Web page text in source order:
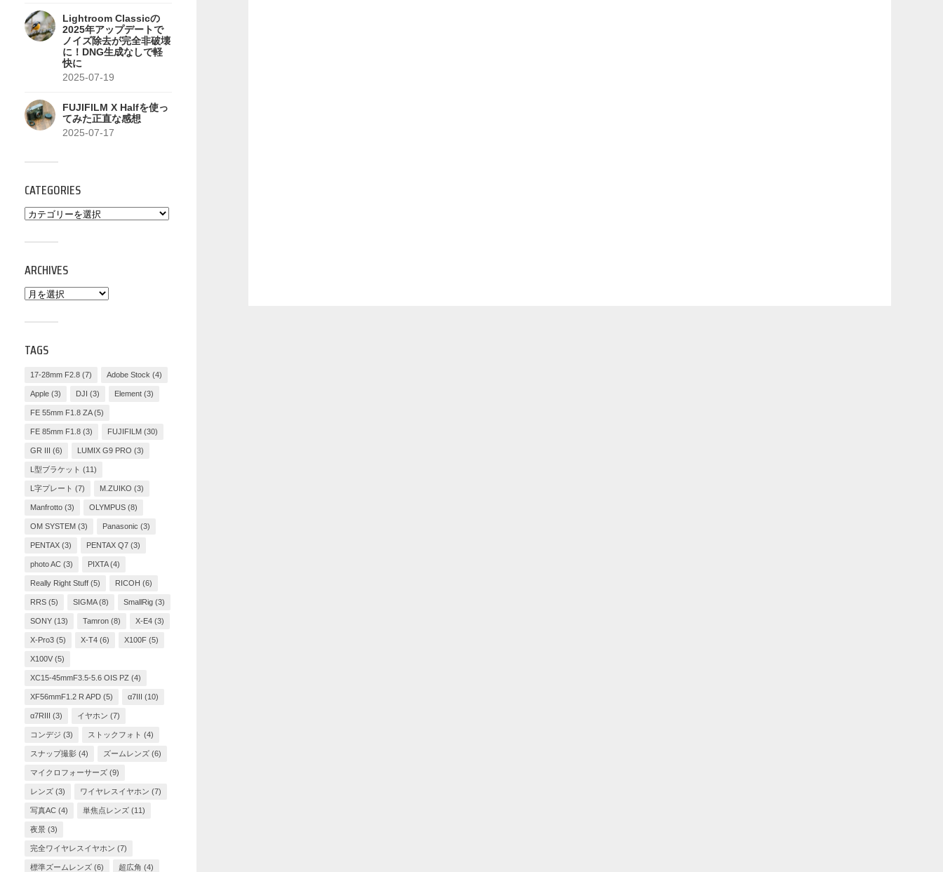
Lightroom Classicの
2025年アップデートで
ノイズ除去が完全非破壊
に！DNG生成なしで軽
快に
2025-07-19
FUJIFILM X Halfを使っ
てみた正直な感想
2025-07-17
CATEGORIES
ARCHIVES
TAGS
17-28mm F2.8 (7) Adobe Stock (4)
Apple (3) DJI (3) Element (3)
FE 55mm F1.8 ZA(5)
FE 85mm F1.8 (3) FUJIFILM (30)
GR III (6) LUMIX G9 PRO (3)
L型ブラケット (11)
L字プレート (7) M.ZUIKO (3)
Manfrotto (3) OLYMPUS (8)
OM SYSTEM (3) Panasonic (3)
PENTAX (3) PENTAX Q7 (3)
photo AC (3) PIXTA(4)
Really Right Stuff (5) RICOH (6)
RRS (5) SIGMA(8) SmallRig (3)
SONY (13) Tamron (8) X-E4 (3)
X-Pro3 (5) X-T4 (6) X100F (5)
X100V (5)
XC15-45mmF3.5-5.6 OIS PZ (4)
XF56mmF1.2 R APD (5) α7III (10)
α7RIII (3) イヤホン (7)
コンデジ (3) ストックフォト (4)
スナップ撮影 (4) ズームレンズ (6)
マイクロフォーサーズ (9)
レンズ (3) ワイヤレスイヤホン (7)
写真AC (4) 単焦点レンズ (11)
夜景 (3)
完全ワイヤレスイヤホン (7)
標準ズームレンズ (6) 超広角 (4)